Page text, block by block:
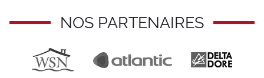
NOS PARTENAIRES